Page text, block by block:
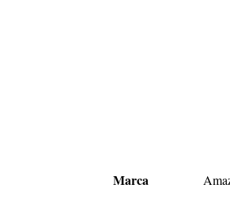
Marca